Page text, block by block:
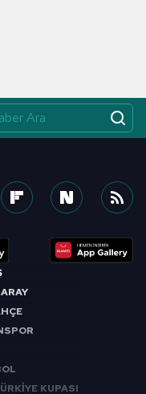
KUPASI